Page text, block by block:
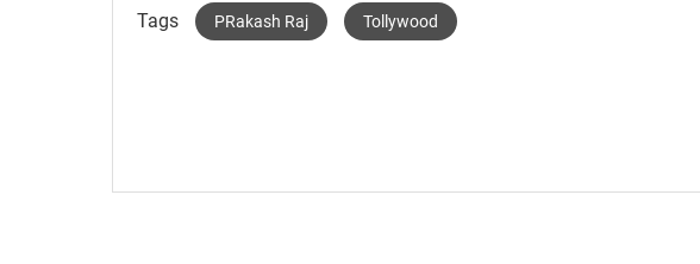
Tags PRakash Raj Tollywood